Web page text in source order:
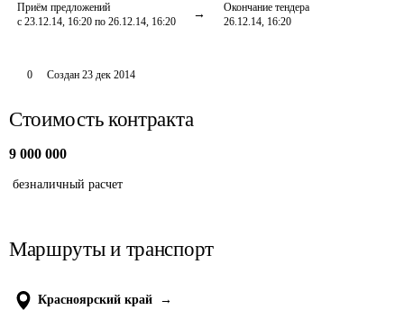
Приём предложений
с 23.12.14, 16:20 по 26.12.14, 16:20
Окончание тендера
26.12.14, 16:20
0 Создан 23 дек 2014
Стоимость контракта
9 000 000
безналичный расчет
Маршруты и транспорт
Красноярский край
→